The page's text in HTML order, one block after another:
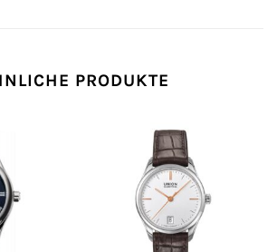
PRODUKTE